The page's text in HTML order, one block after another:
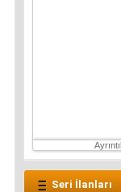
Seri İlanları